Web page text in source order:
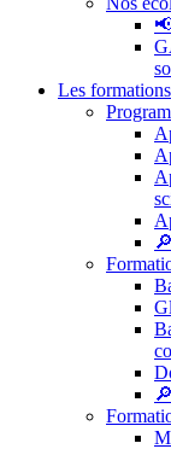
Les formations